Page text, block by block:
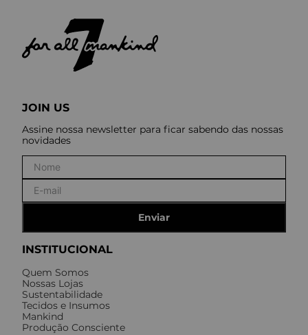
INSTITUCIONAL
Quem Somos
Nossas Lojas
Sustentabilidade
Tecidos e Insumos
Mankind
Produção Consciente
JOIN US
Assine nossa newsletter para ficar sabendo das nossas
novidades
Enviar